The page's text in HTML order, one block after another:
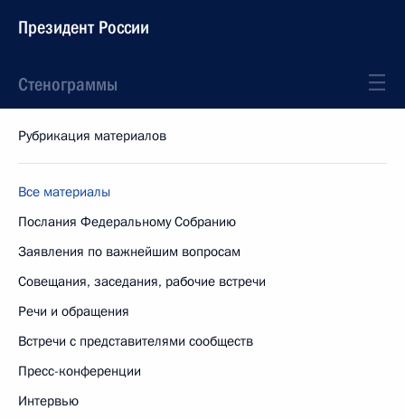
Президент России
Стенограммы
Рубрикация материалов
Все материалы
Послания Федеральному Собранию
Заявления по важнейшим вопросам
Совещания, заседания, рабочие встречи
Речи и обращения
Встречи с представителями сообществ
Пресс-конференции
Интервью